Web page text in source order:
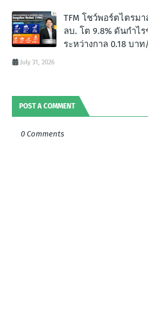
TFM โชว์พอร์ตไตรม
ลบ. โต 9.8% ดันกำไ
ระหว่างกาล 0.18 บา
July 31, 2026
POST A COMMENT
0 Comments